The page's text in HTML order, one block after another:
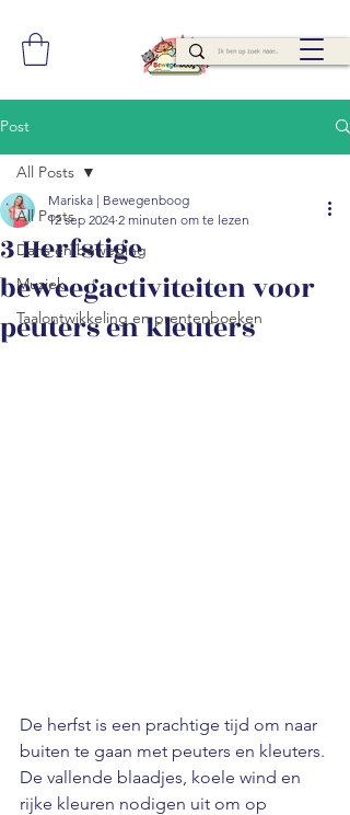
Post
All Posts
Dans en beweging
Muziek
Taalontwikkeling en prentenboeken
All Posts
3 Herfstige
beweegactiviteiten voor
peuters en kleuters
Mariska | Bewegenboog
12 sep 2024 2 minuten om te lezen
De herfst is een prachtige tijd om naar
buiten te gaan met peuters en kleuters.
De vallende blaadjes, koele wind en
rijke kleuren nodigen uit om op